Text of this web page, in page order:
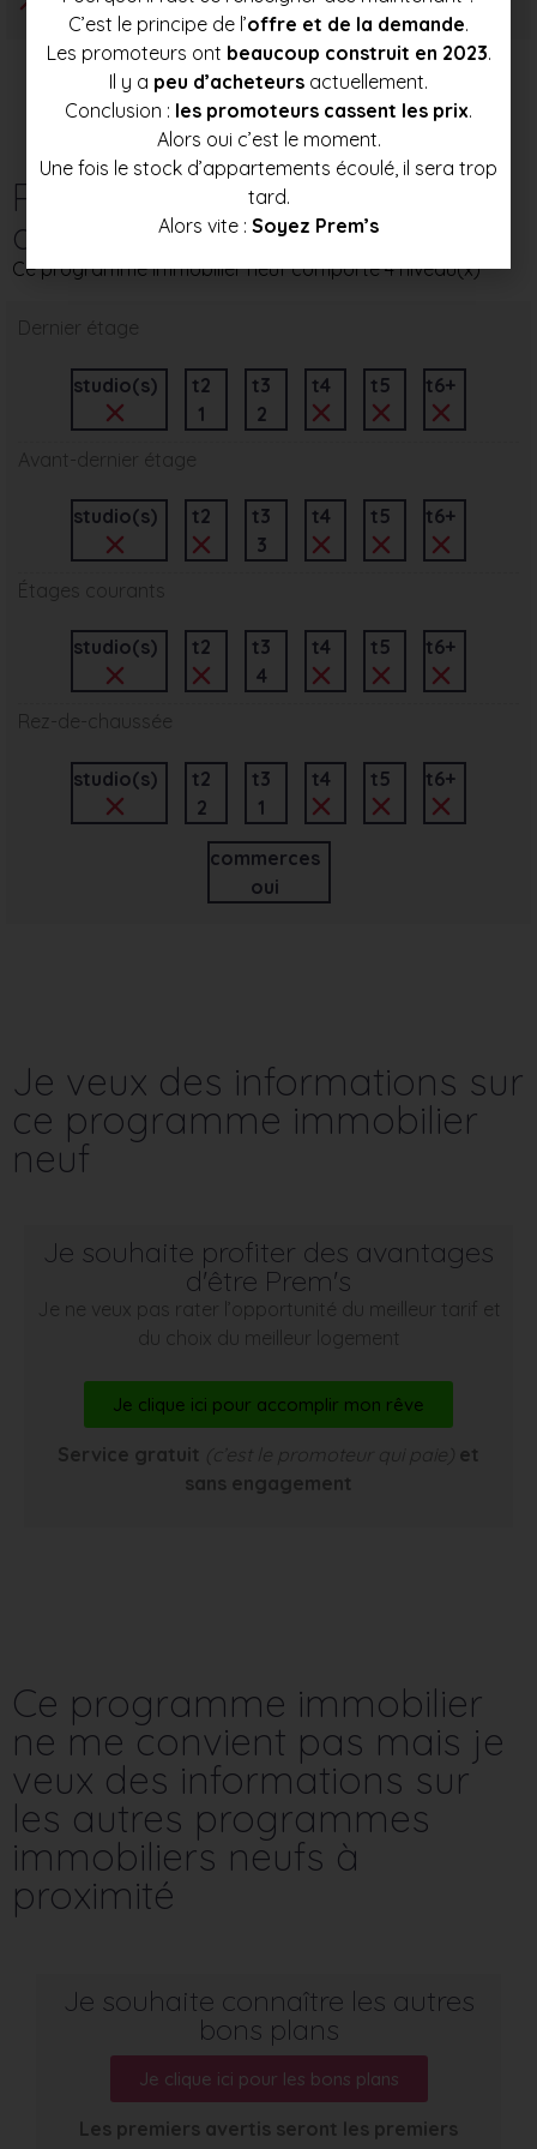
Répartition des
appartements par étage
Ce programme immobilier neuf comporte 4 niveau(x)
Dernier étage
studio(s)
t2
1
t3
2
t4 t5 t6+
Avant-dernier étage
studio(s) t2
t3
3
t4 t5 t6+
Étages courants
studio(s) t2
t3
4
t4 t5 t6+
Rez-de-chaussée
studio(s)
t2
2
t3
1
t4 t5 t6+
commerces
oui
Je veux des informations sur
ce programme immobilier
neuf
Je souhaite profiter des avantages
d'être Prem's
Je ne veux pas rater l’opportunité du meilleur tarif et
du choix du meilleur logement
Je clique ici pour accomplir mon rêve
Service gratuit (c’est le promoteur qui paie) et
sans engagement
Ce programme immobilier
ne me convient pas mais je
veux des informations sur
les autres programmes
immobiliers neufs à
proximité
Je souhaite connaître les autres
bons plans
Je clique ici pour les bons plans
Les premiers avertis seront les premiers
C’est le principe de l’offre et de la demande.
Les promoteurs ont beaucoup construit en 2023.
Il y a peu d’acheteurs actuellement.
Conclusion : les promoteurs cassent les prix.
Alors oui c’est le moment.
Une fois le stock d’appartements écoulé, il sera trop
tard.
Alors vite : Soyez Prem’s